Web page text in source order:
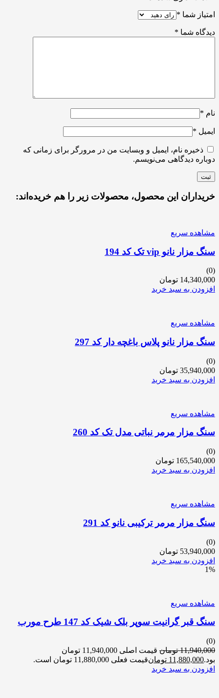
امتیاز شما *
دیدگاه شما *
نام *
ایمیل *
ذخیره نام، ایمیل و وبسایت من در مرورگر برای زمانی که
دوباره دیدگاهی می‌نویسم.
خریداران این محصول، محصولات زیر را هم خریده‌اند:
مشاهده سریع
سنگ مزار نانو vip تک کد 194
(0)
14,340,000 تومان
افزودن به سبد خرید
مشاهده سریع
سنگ مزار نانو پلاس باغچه دار کد 297
(0)
35,940,000 تومان
افزودن به سبد خرید
مشاهده سریع
سنگ مزار مرمر نباتی مدل تک کد 260
(0)
165,540,000 تومان
افزودن به سبد خرید
مشاهده سریع
سنگ مزار مرمر ترکیبی نانو کد 291
(0)
53,940,000 تومان
افزودن به سبد خرید
1%
مشاهده سریع
سنگ قبر گرانیت سوپر بلک شیک کد 147 طرح مورب
(0)
11,940,000 تومان
قیمت اصلی 11,940,000 تومان
بود.11,880,000 تومانقیمت فعلی 11,880,000 تومان است.
افزودن به سبد خرید